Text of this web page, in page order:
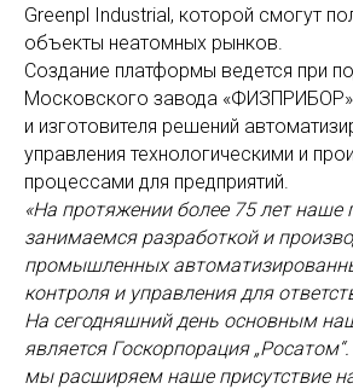
Greenpl Industrial, которой смогут
объекты неатомных рынков.
Создание платформы ведется при
Московского завода
и изготовителя решений
управления технологическими и
процессами для предприятий.
«На протяжении более 75 лет наше
занимаемся разработкой и
промышленных
контроля и управления для
На сегодняшний день основным
является Госкорпорация
мы расширяем наше присутствие